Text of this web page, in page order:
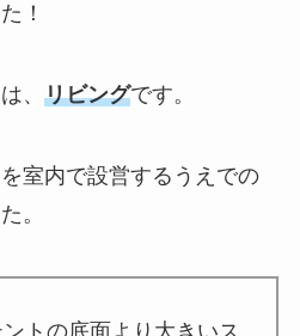
！
、 リビングです。
室内で設営するうえでの
。